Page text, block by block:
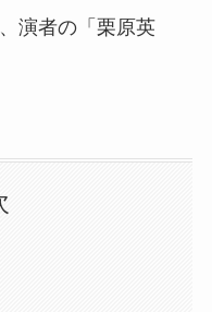
演者の「栗原英